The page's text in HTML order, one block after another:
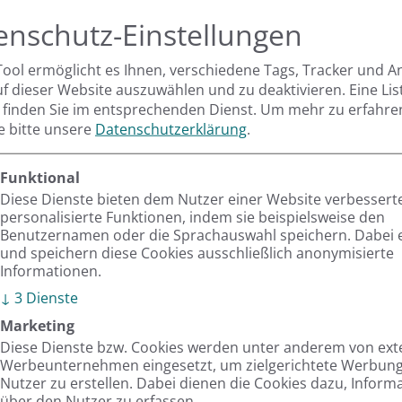
die diese bedienen soll. Da verliert man bei
im ungünstigsten Fall notwendige
nur funktioniert, wenn eine ganzheitlich gedachte
Einsatz kommt – damit Unternehmer nicht im
auf validen Daten wichtige Trends
ableiten können.
anderem hoch komplexe Strukturen optimal
und gleichzeitig den Digitalisierungsfortschritt mit
sorgt dabei für Klarheit in Sachen
bzw. Hersteller entschieden und liefert selbst das
Einstellungen
ermöglicht es Ihnen, verschiedene Tags, Tracker und
dieser Website auszuwählen und zu deaktivieren. Eine
finden Sie im entsprechenden Dienst. Um mehr zu
bitte unsere Datenschutzerklärung.
Funktional
Diese Dienste bieten dem Nutzer einer Website
personalisierte Funktionen, indem sie beispielsweise den
Benutzernamen oder die Sprachauswahl speichern. Dabei
und speichern diese Cookies ausschließlich anonymisierte
Informationen.
↓ 3 Dienste
Marketing
Diese Dienste bzw. Cookies werden unter anderem von
Werbeunternehmen eingesetzt, um zielgerichtete
Nutzer zu erstellen. Dabei dienen die Cookies dazu,